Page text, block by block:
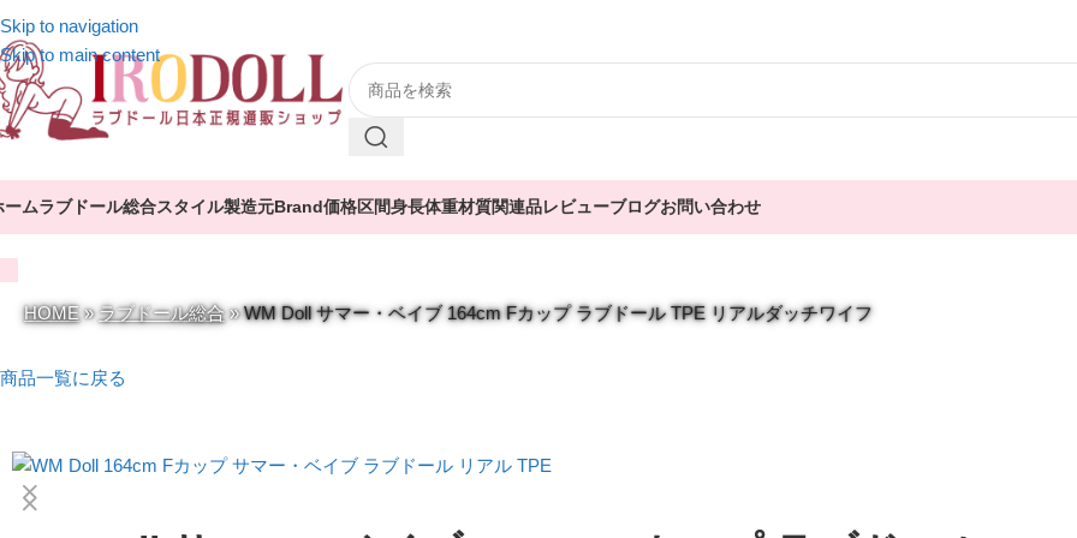
Skip to navigation
Skip to main content
ームラブドール総合スタイル製造元Brand価格区間身長体重材質関連品レビューブログお問い合わせ
HOME»ラブドール総合»WM Doll サマー・ベイブ 164cm Fカップ ラブドール TPE リアルダッチワイフ
商品一覧に戻る